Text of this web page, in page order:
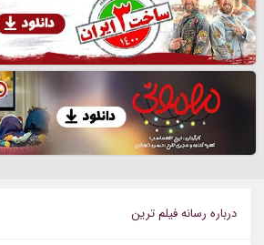
درباره رسانه فيلم ترين